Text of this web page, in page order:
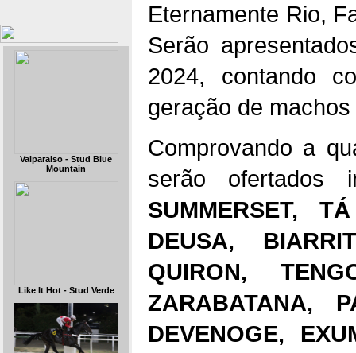
Valparaiso - Stud Blue
Mountain
Like It Hot - Stud Verde
Eternamente Rio,
Serão
2024, contando
geração de
Comprovando a
serão
SUMMERSET,
DEUSA,
QUIRON,
ZARABATANA,
DEVENOGE,